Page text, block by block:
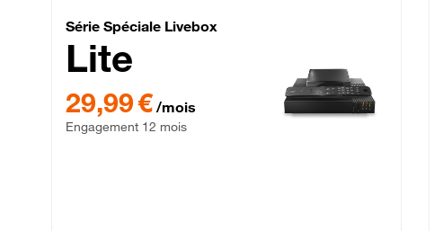
Série Spéciale Livebox
Série Spéciale Livebox
Lite
29,99 € par mois , Engagement 12 mois
29,99 € /mois
Engagement 12 mois